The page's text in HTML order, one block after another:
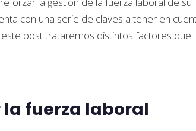
con una serie de claves a tener en
post trataremos distintos factores que
fuerza laboral